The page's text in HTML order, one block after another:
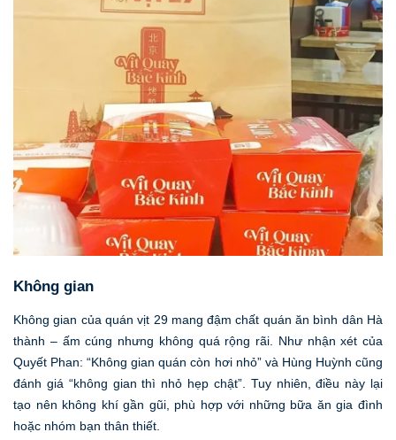
Không gian
Không gian của quán vịt 29 mang đậm chất quán ăn bình dân Hà
thành – ấm cúng nhưng không quá rộng rãi. Như nhận xét của
Quyết Phan: “Không gian quán còn hơi nhỏ” và Hùng Huỳnh cũng
đánh giá “không gian thì nhỏ hẹp chật”. Tuy nhiên, điều này lại
tạo nên không khí gần gũi, phù hợp với những bữa ăn gia đình
hoặc nhóm bạn thân thiết.